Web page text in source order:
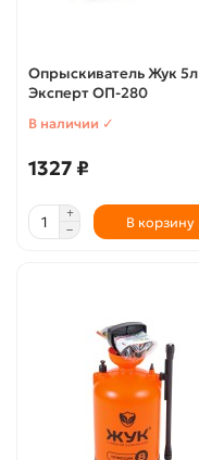
Опрыскиватель Жук 5л
Эксперт ОП-280
В наличии ✓
1327 ₽
В корзину